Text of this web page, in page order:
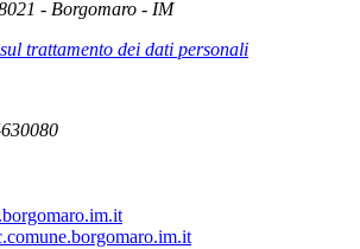
- Borgomaro - IM
trattamento dei dati personali